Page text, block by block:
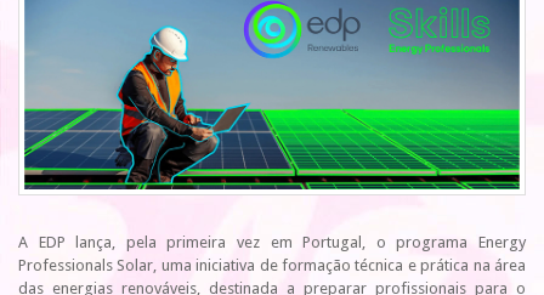
A EDP lança, pela primeira vez em Portugal, o programa Energy
Professionals Solar, uma iniciativa de formação técnica e prática na área
das energias renováveis, destinada a preparar profissionais para o